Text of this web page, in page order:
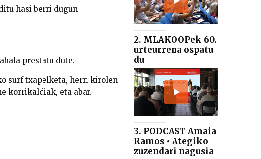
hasi berri dugun
prestatu dute.
surf txapelketa, herri kirolen
korrikaldiak, eta abar.
2. MLAKOOPek 60.
urteurrena ospatu
du
3. PODCAST Amaia
Ramos • Ategiko
zuzendari nagusia